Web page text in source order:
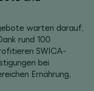
warten darauf,
rund 100
SWICA-
bei
Ernährung,